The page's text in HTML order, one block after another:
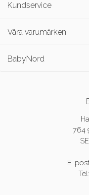
Kundservice
Våra varumärken
BabyNord
764
E-